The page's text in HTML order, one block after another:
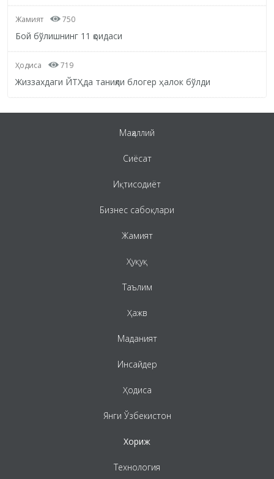
Жамият 750
Бой бўлишнинг 11 қоидаси
Ҳодиса 719
Жиззахдаги ЙТҲда таниқли блогер ҳалок бўлди
Маҳаллий
Сиёсат
Иқтисодиёт
Бизнес сабоқлари
Жамият
Ҳуқуқ
Таълим
Ҳажв
Маданият
Инсайдер
Ҳодиса
Янги Ўзбекистон
Хориж
Технология